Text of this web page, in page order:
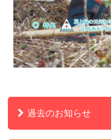
過去のお知らせ